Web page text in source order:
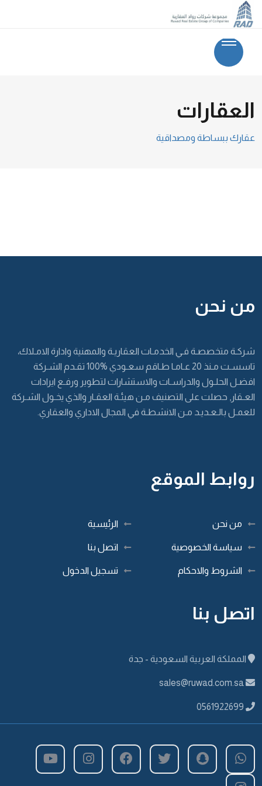
العقارات
عقارك ببساطة ومصداقية
من نحن
شركـة متخصصـة فـي الخدمـات العقاريـة والمهنية وادارة الامـلاك،
تاسسـت مـنذ 20 عـامـا طـاقم سعـودي %100 تقـدم الشـركة
افضـل الحلـول والدراسـات والاستشارات لتطوير ورفـع ايرادات
العـقار, حصلت على التصنيف مـن هيئـة العقـار والذي يخـول الشـركة
للعمـل بالـعـديـد مـن الانشطـة في المجال الاداري والعقاري.
روابط الموقع
الرئيسية من نحن
اتصل بنا سياسة الخصوصية
تسجيل الدخول الشروط والاحكام
اتصل بنا
المملكة العربية السعودية - جدة
sales@ruwad.com.sa
0561922699